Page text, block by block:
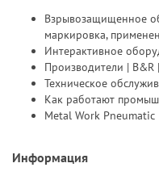
Взрывозащищенное
маркировка,
Интерактивное
Производители |
Техническое
Как работают
Metal Work Pneumatic
Информация